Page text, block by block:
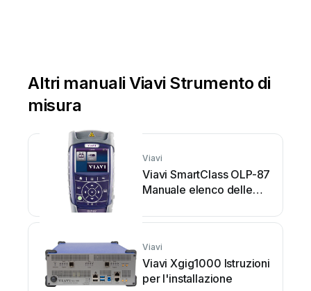
Altri manuali Viavi Strumento di
misura
Viavi
Viavi SmartClass OLP-87
Manuale elenco delle
Viavi
Viavi Xgig1000 Istruzioni
per l'installazione